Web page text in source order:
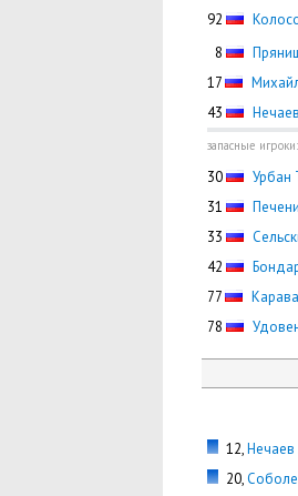
92
8
17
43
запасные игроки:
30 Урбан
31
33
42
77
78
12,Нечаев
20,